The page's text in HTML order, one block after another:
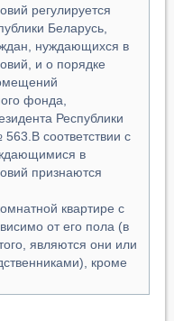
регулируется
Беларусь,
нуждающихся в
и о порядке
фонда,
Республики
соответствии с
в
признаются
квартире с
от его пола (в
являются они или
кроме